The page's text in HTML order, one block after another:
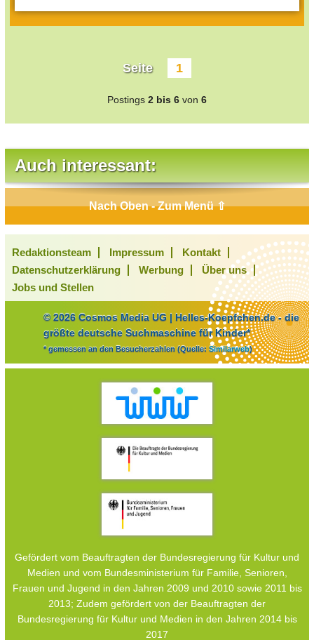
Seite 1
Postings 2 bis 6 von 6
Auch interessant:
Nach Oben - Zum Menü ⇧
Redaktionsteam Impressum
Kontakt
Datenschutzerklärung
Werbung
Über uns
Jobs und Stellen
© 2026 Cosmos Media UG | Helles-Koepfchen.de - die
größte deutsche Suchmaschine für Kinder*
* gemessen an den Besucherzahlen (Quelle: Similarweb)
Gefördert vom Beauftragten der Bundesregierung für Kultur und
Medien und vom Bundesministerium für Familie, Senioren,
Frauen und Jugend in den Jahren 2009 und 2010 sowie 2011 bis
2013; Zudem gefördert von der Beauftragten der
Bundesregierung für Kultur und Medien in den Jahren 2014 bis
2017